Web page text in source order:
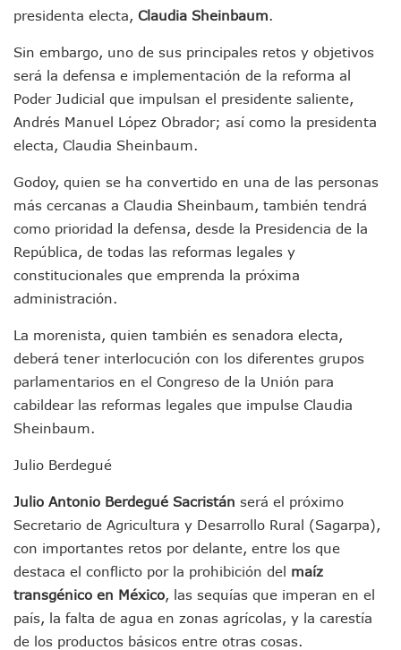
Mercado Vallarta Incluye Reúne A Emprendedores
CEDHJ Señala Violaciones A Derechos De Víctima De
Ayutla Bajo Investigación Tras Reporte De Posible
Maleza Crece En Camellones De La Principal Avenida
Lluvias E Inundaciones No Detienen El Transporte Público
Bruno Blancas Reúne A Especialistas Para Analizar La
Entregan Aparato Auditivo A Don Juan Ramírez En Puerto
Huracán En Formación Podría Generar Oleaje Elevado En
Viajar A Puerto Vallarta Este Verano Puede Costar Hasta
Buscan Reducir Riesgos Por Cocodrilos En Playas De
Plantean “Ley Don Juanito” Al Diputado Federal Bruno
Asesinan En Oaxaca Al Periodista Francisco Alejandro
Adultos Mayores De Ixtapa Tendrán Una “Casa De Día”
Mujeres Recorren Calles De Ixtapa Para Identificar
Bruno Blancas Convoca A Mesa De Análisis Para La
CUCosta E IMSS Nayarit Avanzan En Acuerdos Para
“El Mayo” Zambada Es Condenado A Morir En Prisión En
Orgullo Vallartense: Zhoemí Luévanos Competirá En El
Brigada Forense Brindará Atención A Familias De
Vecinos De Vallarta 500 Exponen Queja De Vialidades A
Pelea De Extranjera Durante Función De “La Odisea” En
Joven Esgrimista De Puerto Vallarta Asegura Lugar En El
Llegan Camiones “oruga” A Puerto Vallarta Con
Coordinan Operativo Para Las Tradicionales Paseadas
presidenta electa, Claudia Sheinbaum.
Sin embargo, uno de sus principales retos y objetivos
será la defensa e implementación de la reforma al
Poder Judicial que impulsan el presidente saliente,
Andrés Manuel López Obrador; así como la presidenta
electa, Claudia Sheinbaum.
Godoy, quien se ha convertido en una de las personas
más cercanas a Claudia Sheinbaum, también tendrá
como prioridad la defensa, desde la Presidencia de la
República, de todas las reformas legales y
constitucionales que emprenda la próxima
administración.
La morenista, quien también es senadora electa,
deberá tener interlocución con los diferentes grupos
parlamentarios en el Congreso de la Unión para
cabildear las reformas legales que impulse Claudia
Sheinbaum.
Julio Berdegué
Julio Antonio Berdegué Sacristán será el próximo
Secretario de Agricultura y Desarrollo Rural (Sagarpa),
con importantes retos por delante, entre los que
destaca el conflicto por la prohibición del maíz
transgénico en México, las sequías que imperan en el
país, la falta de agua en zonas agrícolas, y la carestía
de los productos básicos entre otras cosas.